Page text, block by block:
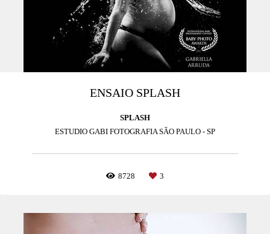
ENSAIO SPLASH
SPLASH
ESTUDIO GABI FOTOGRAFIA SÃO PAULO - SP
8728 3